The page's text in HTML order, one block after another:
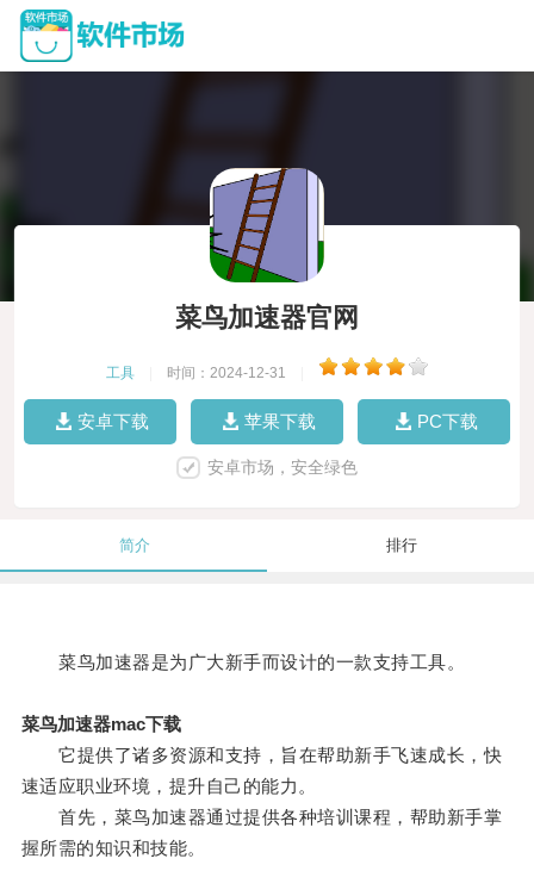
菜鸟加速器官网
工具 时间：2024-12-31
安卓下载 苹果下载 PC下载
安卓市场，安全绿色
简介 排行
菜鸟加速器是为广大新手而设计的一款支持工具。
菜鸟加速器mac下载
它提供了诸多资源和支持，旨在帮助新手飞速成长，快
速适应职业环境，提升自己的能力。
首先，菜鸟加速器通过提供各种培训课程，帮助新手掌
握所需的知识和技能。